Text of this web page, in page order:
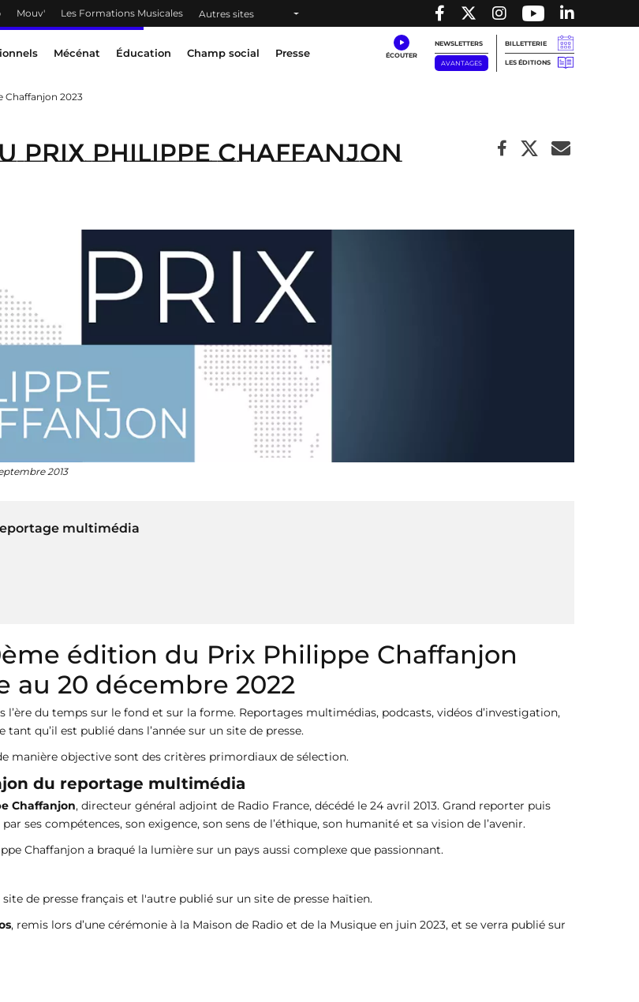
Mouv' Les Formations Musicales Autres sites
Mécénat Éducation Champ social Presse
NEWSLETTERS
AVANTAGES
BILLETTERIE
LES ÉDITIONS
Chaffanjon 2023
Prix Philippe Chaffanjon
2013
multimédia
édition du Prix Philippe Chaffanjon
au 20 décembre 2022
du temps sur le fond et sur la forme. Reportages multimédias, podcasts, vidéos d’investigation,
qu’il est publié dans l’année sur un site de presse.
manière objective sont des critères primordiaux de sélection.
du reportage multimédia
Chaffanjon, directeur général adjoint de Radio France, décédé le 24 avril 2013. Grand reporter puis
ses compétences, son exigence, son sens de l’éthique, son humanité et sa vision de l’avenir.
Chaffanjon a braqué la lumière sur un pays aussi complexe que passionnant.
de presse français et l'autre publié sur un site de presse haïtien.
, remis lors d’une cérémonie à la Maison de Radio et de la Musique en juin 2023, et se verra publié sur